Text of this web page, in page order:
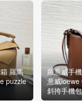
羅馬
puzzle
羅意威手
意威
斜挎手機包